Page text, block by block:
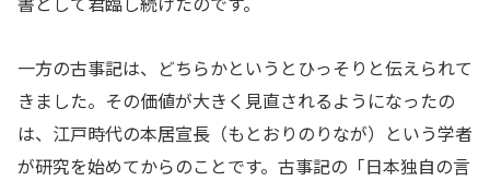
一方の古事記は、どちらかというとひっそりと伝えられて
きました。その価値が大きく見直されるようになったの
は、江戸時代の本居宣長（もとおりのりなが）という学者
が研究を始めてからのことです。古事記の「日本独自の言